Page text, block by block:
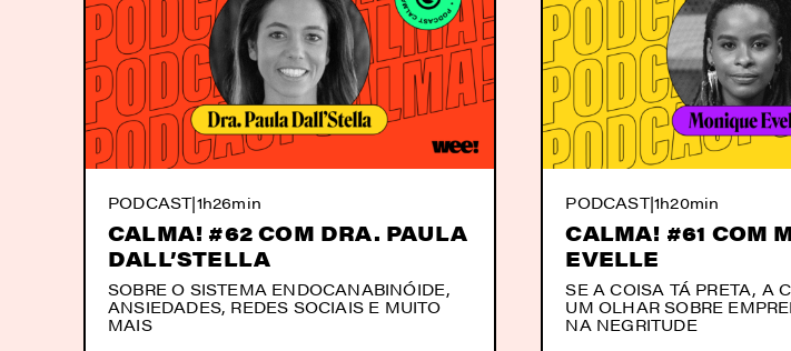
PODCAST|1h26min
CALMA! #62 COM DRA. PAULA
DALL’STELLA
SOBRE O SISTEMA ENDOCANABINÓIDE,
ANSIEDADES, REDES SOCIAIS E MUITO
MAIS
PODCAST|1h20min
CALMA! #61 COM
EVELLE
SE A COISA TÁ PRETA, A
UM OLHAR SOBRE
NA NEGRITUDE